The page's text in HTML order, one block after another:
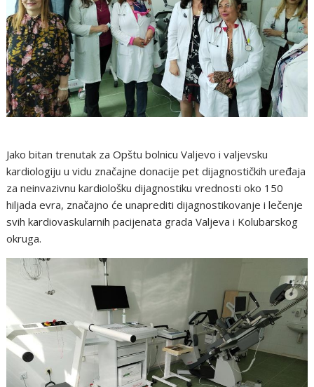
Jako bitan trenutak za Opštu bolnicu Valjevo i valjevsku
kardiologiju u vidu značajne donacije pet dijagnostičkih uređaja
za neinvazivnu kardiološku dijagnostiku vrednosti oko 150
hiljada evra, značajno će unaprediti dijagnostikovanje i lečenje
svih kardiovaskularnih pacijenata grada Valjeva i Kolubarskog
okruga.